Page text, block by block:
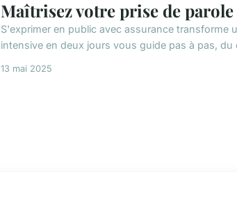
Maîtrisez votre prise de
S'exprimer en public avec assurance transforme
intensive en deux jours vous guide pas à pas,
13 mai 2025